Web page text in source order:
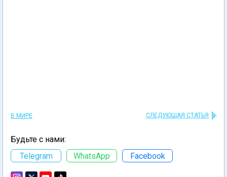
В МИРЕ СЛЕДУЮЩАЯ СТАТЬЯ
Будьте с нами:
Telegram
WhatsApp Facebook